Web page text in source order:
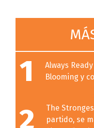
1
Always
Blooming y
2
The
partido, se